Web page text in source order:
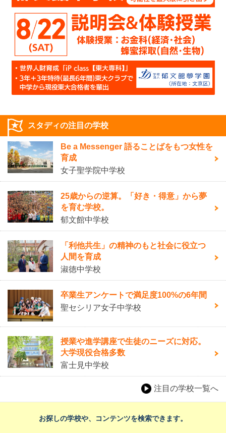
スタディの注目の学校
Be a Messenger 語ることばをもつ女性を
育成
女子聖学院中学校
25歳からの逆算。「好き・得意」から夢
を育む学校。
郁文館中学校
「利他共生」の精神のもと社会に役立つ
人間を育成
淑徳中学校
卒業生アンケートで満足度100%の6年間
聖セシリア女子中学校
授業や進学講座で生徒のニーズに対応。
大学現役合格多数
富士見中学校
注目の学校一覧へ
お探しの学校や、コンテンツを検索できます。